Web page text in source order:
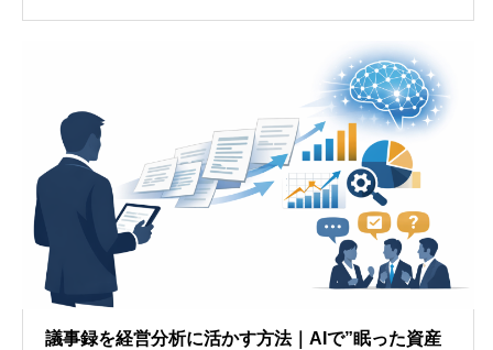
議事録を経営分析に活かす方法｜AIで”眠った資産